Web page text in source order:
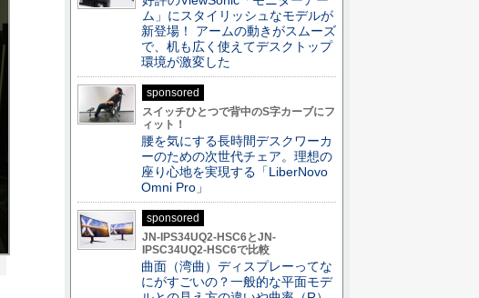
ム」にスタイリッシュなモデルが
新登場！ アームの動きがスムーズ
で、机も広く使えてデスクトップ
環境が激変した
sponsored
スイッチひとつで背中のS字カーブにフ
ィット！
腰を気にする長時間デスクワーカ
ーのための次世代チェア。理想の
座り心地を実現する「LiberNovo
Omni Pro」
sponsored
JN-IPS34UQ2-HSC6とJN-
IPSC34UQ2-HSC6で比較
曲面（湾曲）ディスプレーってな
にがすごいの？一般的な平面モデ